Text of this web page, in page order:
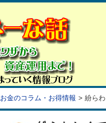
お金のコラム・お得情報 紛ら